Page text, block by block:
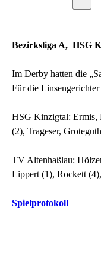
Bezirksliga A, HSG
Im Derby hatten die
Für die
HSG Kinzigtal: Ermis,
(2), Trageser,
TV Altenhaßlau:
Lippert (1), Rockett
Spielprotokoll